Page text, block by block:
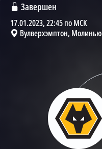
Завершен
17.01.2023, 22:45 по МСК
Вулверхэмптон, Молинью
Чат
Трансферы
Статистика
Календарь игр
Состав команды